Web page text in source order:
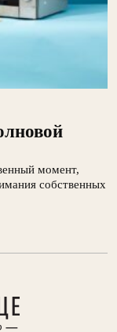
момент,
собственных